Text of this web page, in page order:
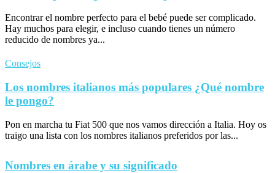
Encontrar el nombre perfecto para el bebé puede ser complicado.
Hay muchos para elegir, e incluso cuando tienes un número
reducido de nombres ya...
Consejos
Los nombres italianos más populares ¿Qué nombre
le pongo?
Pon en marcha tu Fiat 500 que nos vamos dirección a Italia. Hoy os
traigo una lista con los nombres italianos preferidos por las...
Nombres en árabe y su significado